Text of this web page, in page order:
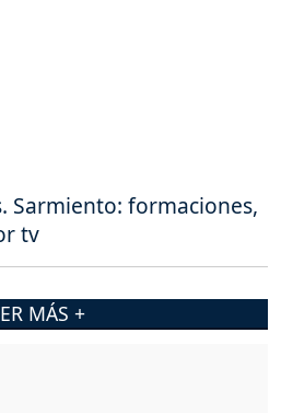
Sarmiento: formaciones,
tv
MÁS +